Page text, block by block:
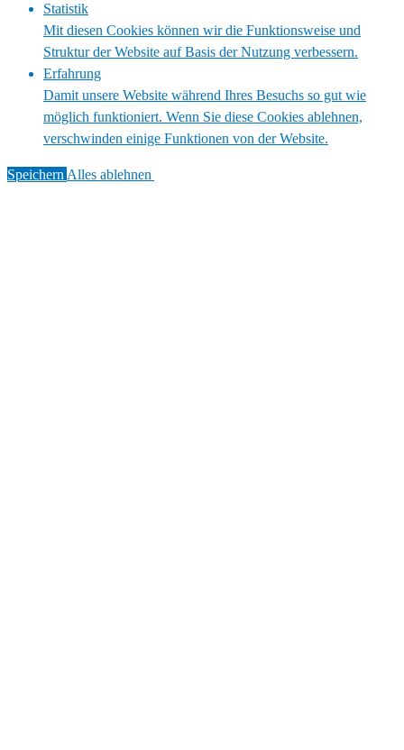
Statistik
Mit diesen Cookies können wir die Funktionsweise und
Struktur der Website auf Basis der Nutzung verbessern.
Erfahrung
Damit unsere Website während Ihres Besuchs so gut wie
möglich funktioniert. Wenn Sie diese Cookies ablehnen,
verschwinden einige Funktionen von der Website.
Speichern Alles ablehnen